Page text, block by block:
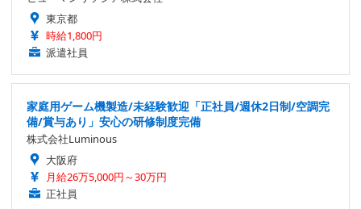
東京都
時給1,800円
派遣社員
家庭用ゲーム機製造/未経験歓迎「正社員/週休2日制/空調完
備/賞与あり」安心の研修制度完備
株式会社Luminous
大阪府
月給26万5,000円～30万円
正社員